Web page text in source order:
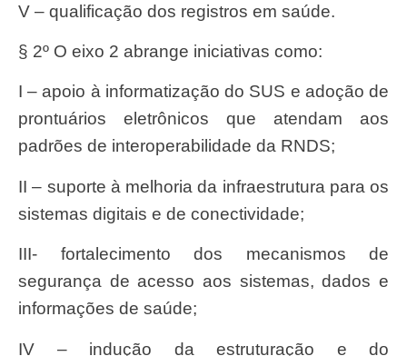
V – qualificação dos registros em saúde.
§ 2º O eixo 2 abrange iniciativas como:
I – apoio à informatização do SUS e adoção de
prontuários eletrônicos que atendam aos
padrões de interoperabilidade da RNDS;
II – suporte à melhoria da infraestrutura para os
sistemas digitais e de conectividade;
III- fortalecimento dos mecanismos de
segurança de acesso aos sistemas, dados e
informações de saúde;
IV – indução da estruturação e do